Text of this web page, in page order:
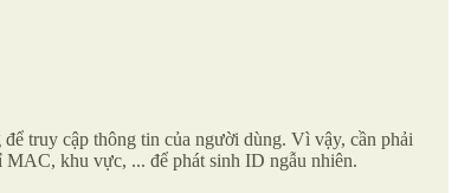
truy cập thông tin của người dùng. Vì vậy, cần phải
MAC, khu vực, ... để phát sinh ID ngẫu nhiên.